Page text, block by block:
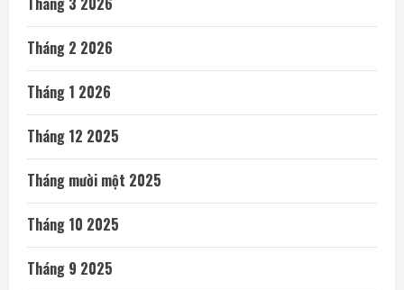
Tháng 2 2026
Tháng 1 2026
Tháng 12 2025
Tháng mười một 2025
Tháng 10 2025
Tháng 9 2025